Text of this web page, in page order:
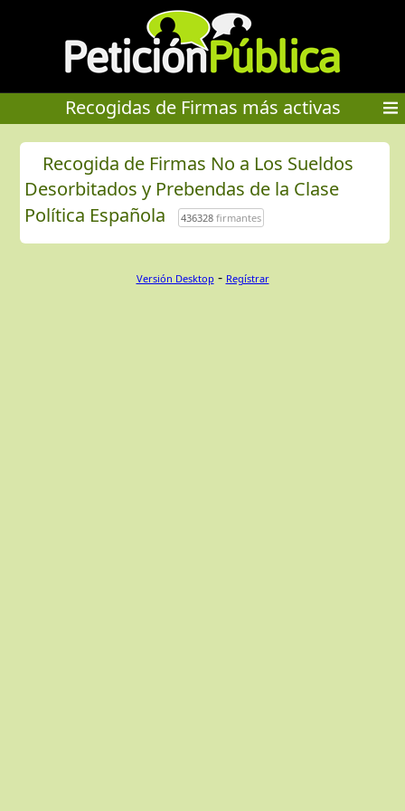
Recogidas de Firmas más activas
Recogida de Firmas No a Los Sueldos
Desorbitados y Prebendas de la Clase
Política Española
436328firmantes
Versión Desktop - Regístrar